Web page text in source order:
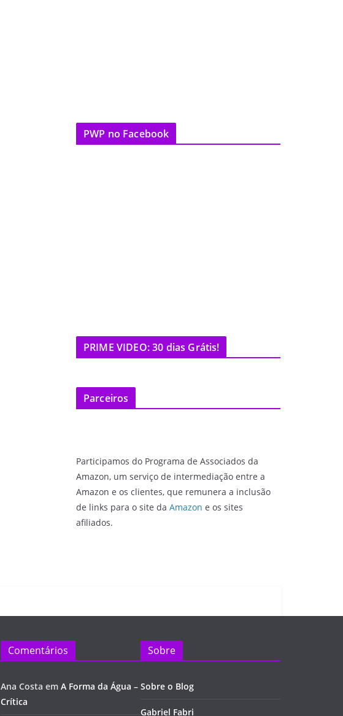
PWP no Facebook
PRIME VIDEO: 30 dias Grátis!
Parceiros
Participamos do Programa de Associados da
Amazon, um serviço de intermediação entre a
Amazon e os clientes, que remunera a inclusão
de links para o site da Amazon e os sites
afiliados.
Comentários
Ana Costa em A Forma da Água –
Crítica
Sobre
Sobre o Blog
Gabriel Fabri